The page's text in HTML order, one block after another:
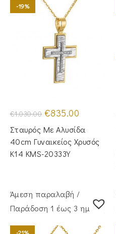
-19%
€1,030.00 Original
price
was:
€1,030.00.
€835.00
τιμή
είναι:
€835.00.
Σταυρός Mε Aλυσίδα
40cm Γυναικείος Χρυσός
Κ14 KMS-20333Y
Άμεση παραλαβή /
Παράδoση 1 έως 3 ημέρες